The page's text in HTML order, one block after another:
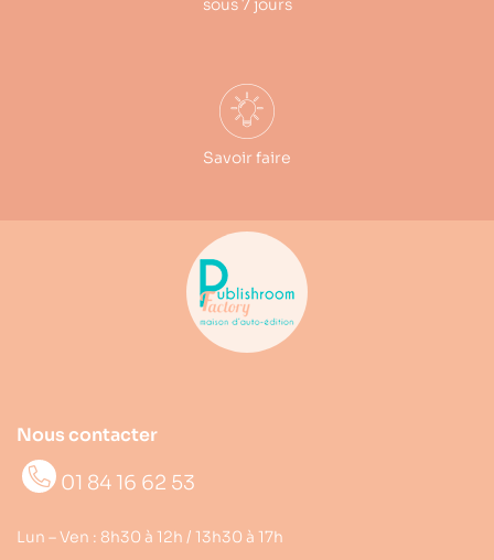
sous 7 jours
Savoir faire
Nous contacter
01 84 16 62 53
Lun – Ven : 8h30 à 12h / 13h30 à 17h